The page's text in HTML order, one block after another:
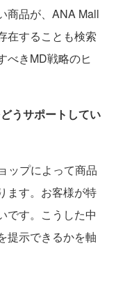
商品が、ANA Mall
在することも検索
べきMD戦略のヒ
うサポートしてい
ップによって商品
ます。お客様が特
です。こうした中
提示できるかを軸